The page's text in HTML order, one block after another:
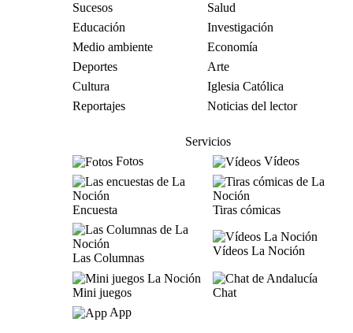
Sucesos
Salud
Educación
Investigación
Medio ambiente
Economía
Deportes
Arte
Cultura
Iglesia Católica
Reportajes
Noticias del lector
Servicios
Fotos
Vídeos
Encuesta Tiras cómicas
Las Columnas
Vídeos La Noción
Mini juegos
Chat
App